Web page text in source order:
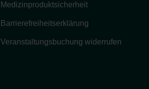
Medizinproduktsicherheit
Barrierefreiheitserklärung
Veranstaltungsbuchung widerrufen